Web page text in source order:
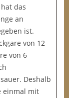
das
an
ist.
von 12
von 6
Deshalb
einmal mit